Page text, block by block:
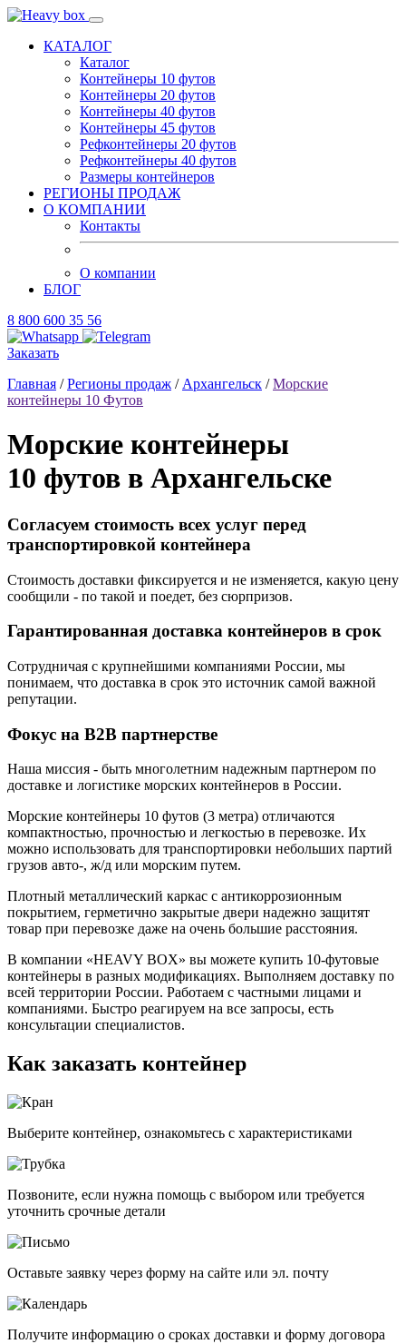
КАТАЛОГ
Каталог
Контейнеры 10 футов
Контейнеры 20 футов
Контейнеры 40 футов
Контейнеры 45 футов
Рефконтейнеры 20 футов
Рефконтейнеры 40 футов
Размеры контейнеров
РЕГИОНЫ ПРОДАЖ
О КОМПАНИИ
Контакты
О компании
БЛОГ
8 800 600 35 56
Заказать
Главная /Регионы продаж / Архангельск /Морские
контейнеры 10 Футов
Морские контейнеры
10 футов в Архангельске
Согласуем стоимость всех услуг перед
транспортировкой контейнера
Стоимость доставки фиксируется и не изменяется, какую цену
сообщили - по такой и поедет, без сюрпризов.
Гарантированная доставка контейнеров в срок
Сотрудничая с крупнейшими компаниями России, мы
понимаем, что доставка в срок это источник самой важной
репутации.
Фокус на B2B партнерстве
Наша миссия - быть многолетним надежным партнером по
доставке и логистике морских контейнеров в России.
Морские контейнеры 10 футов (3 метра) отличаются
компактностью, прочностью и легкостью в перевозке. Их
можно использовать для транспортировки небольших партий
грузов авто-, ж/д или морским путем.
Плотный металлический каркас с антикоррозионным
покрытием, герметично закрытые двери надежно защитят
товар при перевозке даже на очень большие расстояния.
В компании «HEAVY BOX» вы можете купить 10-футовые
контейнеры в разных модификациях. Выполняем доставку по
всей территории России. Работаем с частными лицами и
компаниями. Быстро реагируем на все запросы, есть
консультации специалистов.
Как заказать контейнер
Выберите контейнер, ознакомьтесь с характеристиками
Позвоните, если нужна помощь с выбором или требуется
уточнить срочные детали
Оставьте заявку через форму на сайте или эл. почту
Получите информацию о сроках доставки и форму договора